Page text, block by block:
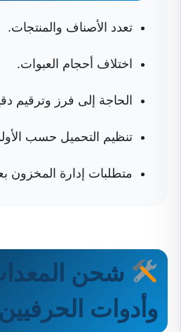
تعدد الأصناف والمنتجات.
اختلاف أحجام العبوات.
الحاجة إلى فرز وترقيم
تنظيم التحميل حسب
متطلبات إدارة المخزون
شحن المعدات
وأدوات الحرفيين